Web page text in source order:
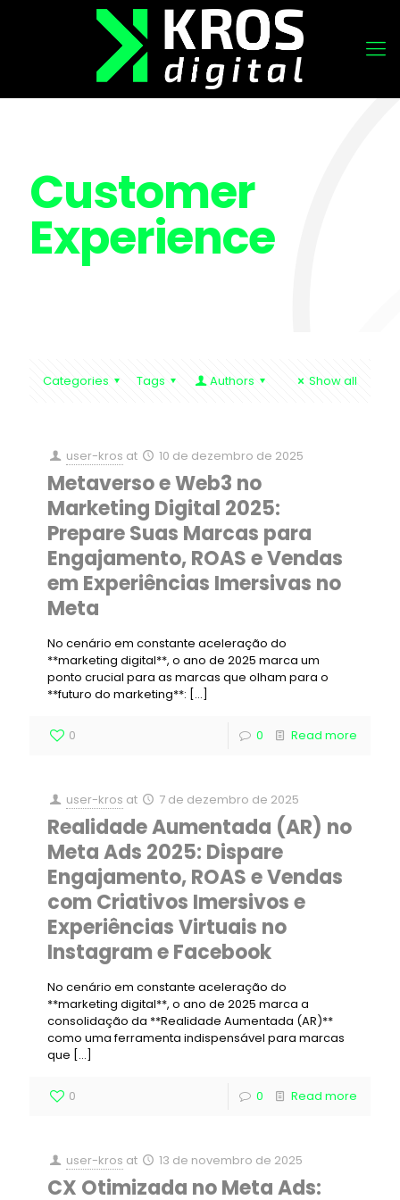
Customer
Experience
Categories Tags Authors Show all
user-kros at 10 de dezembro de 2025
Metaverso e Web3 no
Marketing Digital 2025:
Prepare Suas Marcas para
Engajamento, ROAS e Vendas
em Experiências Imersivas no
Meta
No cenário em constante aceleração do
**marketing digital**, o ano de 2025 marca um
ponto crucial para as marcas que olham para o
**futuro do marketing**: […]
0 0 Read more
user-kros at 7 de dezembro de 2025
Realidade Aumentada (AR) no
Meta Ads 2025: Dispare
Engajamento, ROAS e Vendas
com Criativos Imersivos e
Experiências Virtuais no
Instagram e Facebook
No cenário em constante aceleração do
**marketing digital**, o ano de 2025 marca a
consolidação da **Realidade Aumentada (AR)**
como uma ferramenta indispensável para marcas
que […]
0 0 Read more
user-kros at 13 de novembro de 2025
CX Otimizada no Meta Ads: